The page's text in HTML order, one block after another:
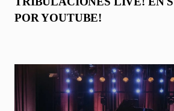
POR YOUTUBE!